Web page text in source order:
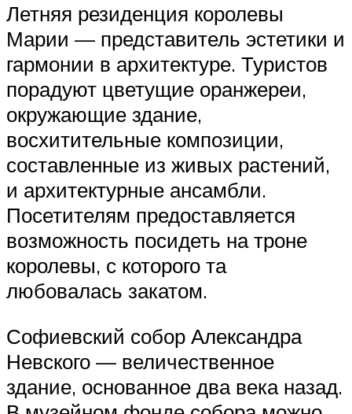
Летняя резиденция королевы
Марии — представитель эстетики и
гармонии в архитектуре. Туристов
порадуют цветущие оранжереи,
окружающие здание,
восхитительные композиции,
составленные из живых растений,
и архитектурные ансамбли.
Посетителям предоставляется
возможность посидеть на троне
королевы, с которого та
любовалась закатом.
Софиевский собор Александра
Невского — величественное
здание, основанное два века назад.